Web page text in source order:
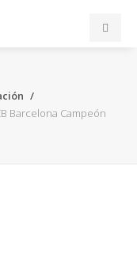
Barcelona Campeón